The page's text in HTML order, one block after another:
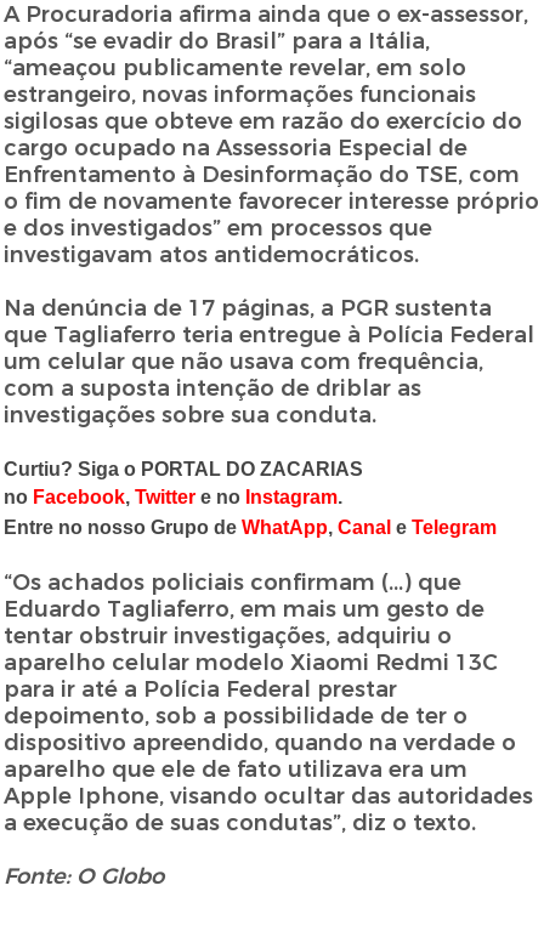
A Procuradoria afirma ainda que o ex-assessor,
após “se evadir do Brasil” para a Itália,
“ameaçou publicamente revelar, em solo
estrangeiro, novas informações funcionais
sigilosas que obteve em razão do exercício do
cargo ocupado na Assessoria Especial de
Enfrentamento à Desinformação do TSE, com
o fim de novamente favorecer interesse próprio
e dos investigados” em processos que
investigavam atos antidemocráticos.
Na denúncia de 17 páginas, a PGR sustenta
que Tagliaferro teria entregue à Polícia Federal
um celular que não usava com frequência,
com a suposta intenção de driblar as
investigações sobre sua conduta.
Curtiu? Siga o PORTAL DO ZACARIAS
no Facebook,Twitter e no Instagram.
Entre no nosso Grupo deWhatApp,Canal eTelegram
“Os achados policiais confirmam (...) que
Eduardo Tagliaferro, em mais um gesto de
tentar obstruir investigações, adquiriu o
aparelho celular modelo Xiaomi Redmi 13C
para ir até a Polícia Federal prestar
depoimento, sob a possibilidade de ter o
dispositivo apreendido, quando na verdade o
aparelho que ele de fato utilizava era um
Apple Iphone, visando ocultar das autoridades
a execução de suas condutas”, diz o texto.
Fonte: O Globo